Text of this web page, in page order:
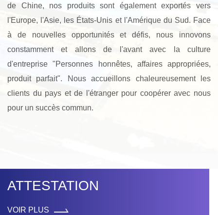
de Chine, nos produits sont également exportés vers
l'Europe, l'Asie, les États-Unis et l'Amérique du Sud. Face
à de nouvelles opportunités et défis, nous innovons
constamment et allons de l'avant avec la culture
d'entreprise "Personnes honnêtes, affaires appropriées,
produit parfait". Nous accueillons chaleureusement les
clients du pays et de l'étranger pour coopérer avec nous
pour un succès commun.
ATTESTATION
VOIR PLUS